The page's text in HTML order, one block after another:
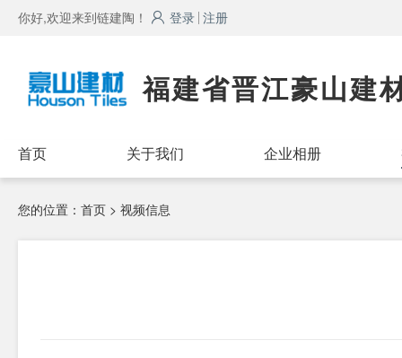
你好,欢迎来到链建陶！ 登录 注册
福建省晋江豪山建
首页 关于我们 企业相册
您的位置： 首页 > 视频信息